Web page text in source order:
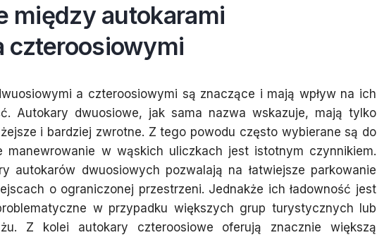
między autokarami
czteroosiowymi
a czteroosiowymi są znaczące i mają wpływ na ich
Autokary dwuosiowe, jak sama nazwa wskazuje, mają tylko
i bardziej zwrotne. Z tego powodu często wybierane są do
manewrowanie w wąskich uliczkach jest istotnym czynnikiem.
autokarów dwuosiowych pozwalają na łatwiejsze parkowanie
o ograniczonej przestrzeni. Jednakże ich ładowność jest
w przypadku większych grup turystycznych lub
Z kolei autokary czteroosiowe oferują znacznie większą